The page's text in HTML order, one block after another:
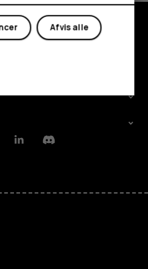
LinkedinDiscord
Afvis alle